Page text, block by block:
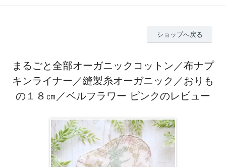
ショップへ戻る
まるごと全部オーガニックコットン／布ナプ
キンライナー／縫製糸オーガニック／おりも
の１８㎝／ベルフラワー ピンクのレビュー